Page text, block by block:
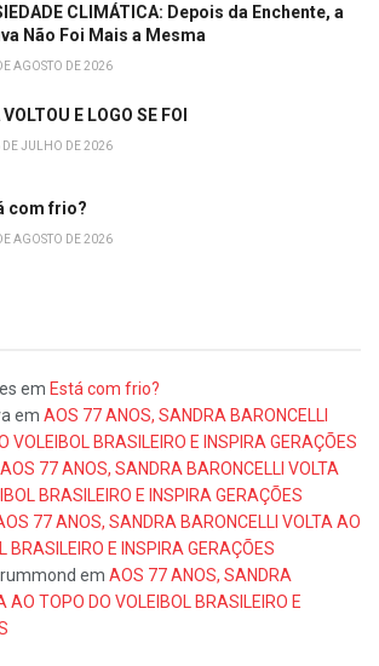
CLIMÁTICA: Depois da Enchente, a
Não Foi Mais a Mesma
AGOSTO DE 2026
VOLTOU E LOGO SE FOI
DE JULHO DE 2026
com frio?
AGOSTO DE 2026
em Está com frio?
em AOS 77 ANOS, SANDRA BARONCELLI
VOLEIBOL BRASILEIRO E INSPIRA GERAÇÕES
AOS 77 ANOS, SANDRA BARONCELLI VOLTA
BRASILEIRO E INSPIRA GERAÇÕES
77 ANOS, SANDRA BARONCELLI VOLTA AO
BRASILEIRO E INSPIRA GERAÇÕES
em AOS 77 ANOS, SANDRA
AO TOPO DO VOLEIBOL BRASILEIRO E